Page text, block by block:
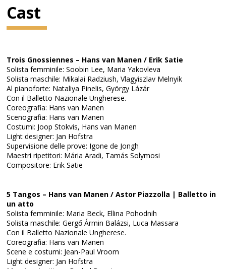
Cast
Trois Gnossiennes – Hans van Manen / Erik Satie
Solista femminile: Soobin Lee, Maria Yakovleva
Solista maschile: Mikalai Radziush, Vlagyiszlav Melnyik
Al pianoforte: Nataliya Pinelis, György Lázár
Con il Balletto Nazionale Ungherese.
Coreografia: Hans van Manen
Scenografia: Hans van Manen
Costumi: Joop Stokvis, Hans van Manen
Light designer: Jan Hofstra
Supervisione delle prove: Igone de Jongh
Maestri ripetitori: Mária Aradi, Tamás Solymosi
Compositore: Erik Satie
5 Tangos – Hans van Manen / Astor Piazzolla | Balletto in
un atto
Solista femminile: Maria Beck, Ellina Pohodnih
Solista maschile: Gergő Ármin Balázsi, Luca Massara
Con il Balletto Nazionale Ungherese.
Coreografia: Hans van Manen
Scene e costumi: Jean-Paul Vroom
Light designer: Jan Hofstra